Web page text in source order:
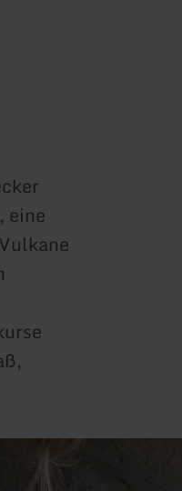
eine